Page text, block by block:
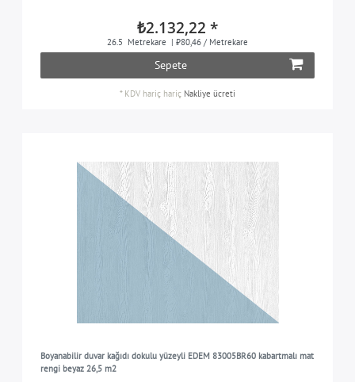
₺2.132,22 *
26.5 Metrekare | ₺80,46 / Metrekare
Sepete
* KDV hariç hariç Nakliye ücreti
Boyanabilir duvar kağıdı dokulu yüzeyli EDEM 83005BR60 kabartmalı mat
rengi beyaz 26,5 m2